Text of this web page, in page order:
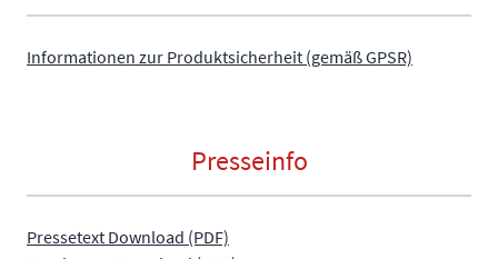
Informationen zur Produktsicherheit (gemäß GPSR)
Presseinfo
Pressetext Download (PDF)